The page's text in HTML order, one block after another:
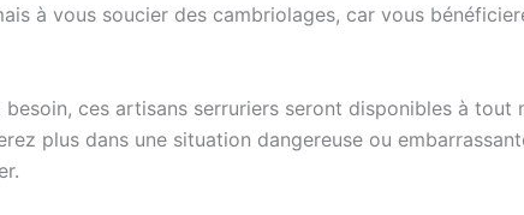
à vous soucier des cambriolages, car vous
ces artisans serruriers seront disponibles à
plus dans une situation dangereuse ou